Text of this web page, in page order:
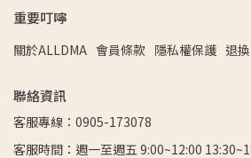
重要叮嚀
關於ALLDMA 會員條款 隱私權保護 退
聯絡資訊
客服專線：0905-173078
客服時間：週一至週五 9:00~12:00